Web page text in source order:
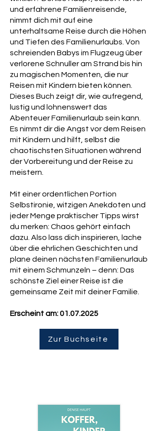
– und was nicht –, zum Lachen
bringen und dabei praktische Tipps
geben, die wirklich helfen. Denn ja, es
gibt sie: die magischen Momente, die
jede Anstrengung wert sind.
und erfahrene Familienreisende,
nimmt dich mit auf eine
unterhaltsame Reise durch die Höhen
und Tiefen des Familienurlaubs. Von
schreienden Babys im Flugzeug über
verlorene Schnuller am Strand bis hin
zu magischen Momenten, die nur
Reisen mit Kindern bieten können.
Dieses Buch zeigt dir, wie aufregend,
lustig und lohnenswert das
Abenteuer Familienurlaub sein kann.
Es nimmt dir die Angst vor dem Reisen
mit Kindern und hilft, selbst die
chaotischsten Situationen während
der Vorbereitung und der Reise zu
meistern.
Mit einer ordentlichen Portion
Selbstironie, witzigen Anekdoten und
jeder Menge praktischer Tipps wirst
du merken: Chaos gehört einfach
dazu. Also lass dich inspirieren, lache
über die ehrlichen Geschichten und
plane deinen nächsten Familienurlaub
mit einem Schmunzeln – denn: Das
schönste Ziel einer Reise ist die
gemeinsame Zeit mit deiner Familie.
Erscheint am:01.07.2025
Zur Buchseite